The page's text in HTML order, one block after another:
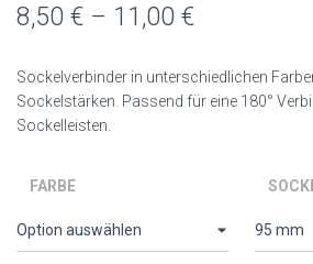
8,50 € – 11,00 €
bis
Sockelverbinder in unterschiedlichen
Sockelstärken. Passend für eine 180°
Sockelleisten.
FARBE